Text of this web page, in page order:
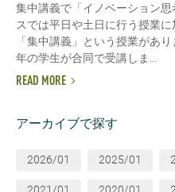
集中講義で「イノベーション
スでは平日や土日に行う授業
「集中講義」という授業があ
年の学生が合同で受講しま...
READ MORE
アーカイブで探す
2026/01 2025/01